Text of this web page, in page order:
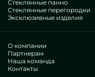
Стеклянные панно
Стеклянные перегородки
Эксклюзивные изделия
О компании
Партнерам
Наша команда
Контакты